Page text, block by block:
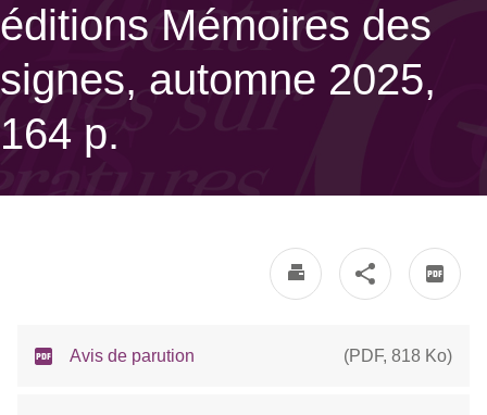
éditions Mémoires des
signes, automne 2025,
164 p.
Avis de parution (PDF, 818 Ko)